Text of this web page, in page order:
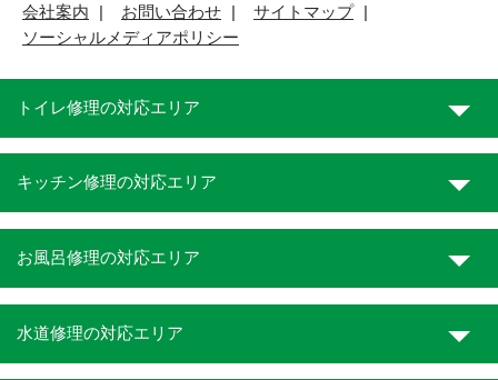
会社案内
お問い合わせ
サイトマップ
ソーシャルメディアポリシー
トイレ修理の対応エリア
キッチン修理の対応エリア
お風呂修理の対応エリア
水道修理の対応エリア